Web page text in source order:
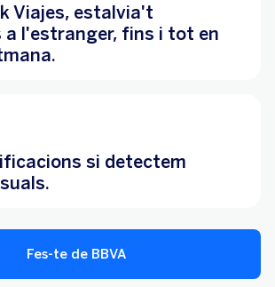
Viajes, estalvia't
a l'estranger, fins i tot en
si detectem
Fes-te de BBVA